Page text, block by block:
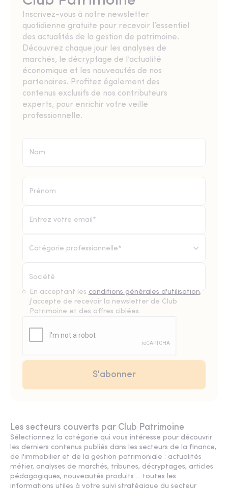
Inscrivez-vous à notre newsletter
quotidienne gratuite pour recevoir l’essentiel
des actualités de la gestion de patrimoine.
Découvrez chaque jour les analyses de
marchés, le décryptage de l’actualité
économique et les nouveautés de nos
partenaires. Profitez également des
contenus exclusifs de nos contributeurs
experts, pour enrichir votre veille
professionnelle.
Catégorie professionnelle*
En acceptant les conditions générales d'utilisation,
j'accepte de recevoir la newsletter de Club
Patrimoine et des offres ciblées.
Les secteurs couverts par Club Patrimoine
Sélectionnez la catégorie qui vous intéresse pour découvrir
les derniers contenus publiés dans les secteurs de la finance,
de l'immobilier et de la gestion patrimoniale : actualités
métier, analyses de marchés, tribunes, décryptages, articles
pédagogiques, nouveautés produits ... toutes les
informations utiles à votre suivi stratégique du secteur